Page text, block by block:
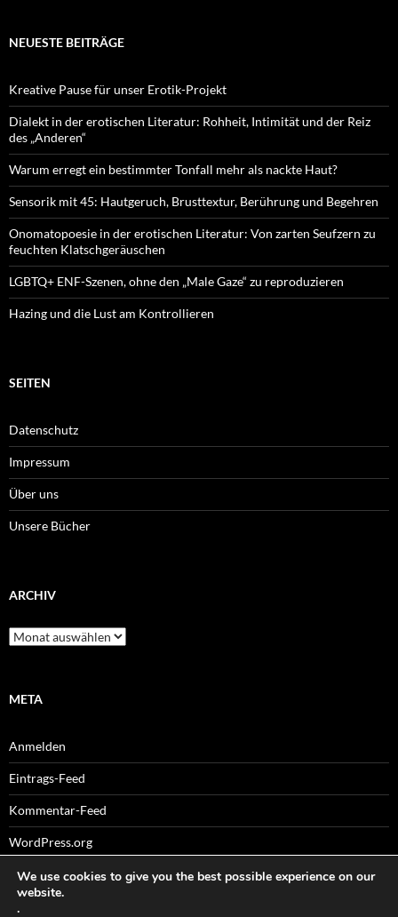
NEUESTE BEITRÄGE
Kreative Pause für unser Erotik-Projekt
Dialekt in der erotischen Literatur: Rohheit, Intimität und der Reiz
des „Anderen“
Warum erregt ein bestimmter Tonfall mehr als nackte Haut?
Sensorik mit 45: Hautgeruch, Brusttextur, Berührung und Begehren
Onomatopoesie in der erotischen Literatur: Von zarten Seufzern zu
feuchten Klatschgeräuschen
LGBTQ+ ENF-Szenen, ohne den „Male Gaze“ zu reproduzieren
Hazing und die Lust am Kontrollieren
SEITEN
Datenschutz
Impressum
Über uns
Unsere Bücher
ARCHIV
Archiv
META
Anmelden
Eintrags-Feed
Kommentar-Feed
WordPress.org
Sitemaps
We use cookies to give you the best possible experience on our
website.
.